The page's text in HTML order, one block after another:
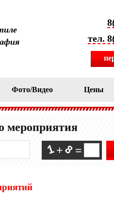
тел.
Фото/Видео Цены
мероприятия
+
=